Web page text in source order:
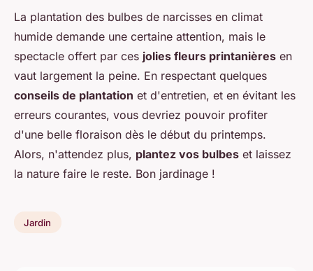
La plantation des bulbes de narcisses en climat
humide demande une certaine attention, mais le
spectacle offert par ces jolies fleurs printanières en
vaut largement la peine. En respectant quelques
conseils de plantation et d'entretien, et en évitant les
erreurs courantes, vous devriez pouvoir profiter
d'une belle floraison dès le début du printemps.
Alors, n'attendez plus, plantez vos bulbes et laissez
la nature faire le reste. Bon jardinage !
Jardin